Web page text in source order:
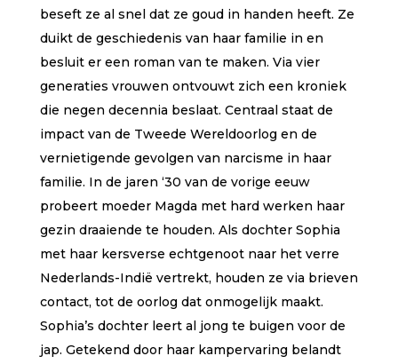
beseft ze al snel dat ze goud in handen heeft. Ze
duikt de geschiedenis van haar familie in en
besluit er een roman van te maken. Via vier
generaties vrouwen ontvouwt zich een kroniek
die negen decennia beslaat. Centraal staat de
impact van de Tweede Wereldoorlog en de
vernietigende gevolgen van narcisme in haar
familie. In de jaren ‘30 van de vorige eeuw
probeert moeder Magda met hard werken haar
gezin draaiende te houden. Als dochter Sophia
met haar kersverse echtgenoot naar het verre
Nederlands-Indië vertrekt, houden ze via brieven
contact, tot de oorlog dat onmogelijk maakt.
Sophia’s dochter leert al jong te buigen voor de
jap. Getekend door haar kampervaring belandt